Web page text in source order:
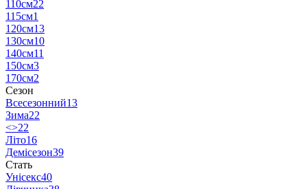
110см22
115см1
120см13
130см10
140см11
150см3
170см2
Сезон
Всесезонний13
Зима22
<>22
Літо16
Демісезон39
Стать
Унісекс40